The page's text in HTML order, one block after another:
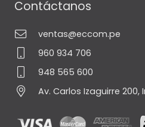
Contáctanos
ventas@eccom.pe
960 934 706
948 565 600
Av. Carlos Izaguirre